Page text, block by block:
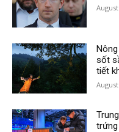
sốt
tiết